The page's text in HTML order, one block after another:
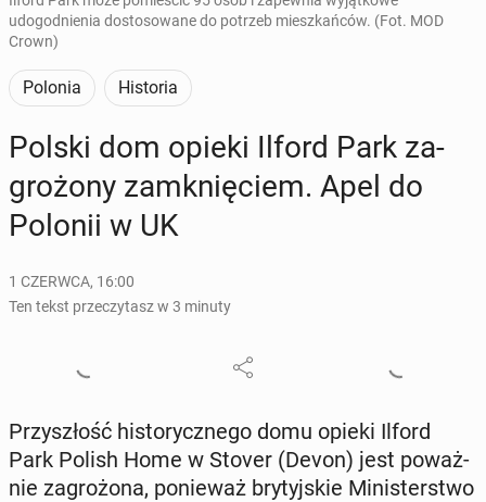
udogodnienia dostosowane do potrzeb mieszkańców. (Fot. MOD
Crown)
Polonia Historia
Polski dom opieki Ilford Park za­
gro­żo­ny za­mknię­ciem. Apel do
Polonii w UK
1 CZERWCA, 16:00
Ten tekst przeczytasz w 3 minuty
Przy­szłość hi­sto­rycz­ne­go domu opieki Ilford
Park Polish Home w Stover (Devon) jest po­waż­
nie za­gro­żo­na, po­nie­waż bry­tyj­skie Mi­ni­ster­stwo